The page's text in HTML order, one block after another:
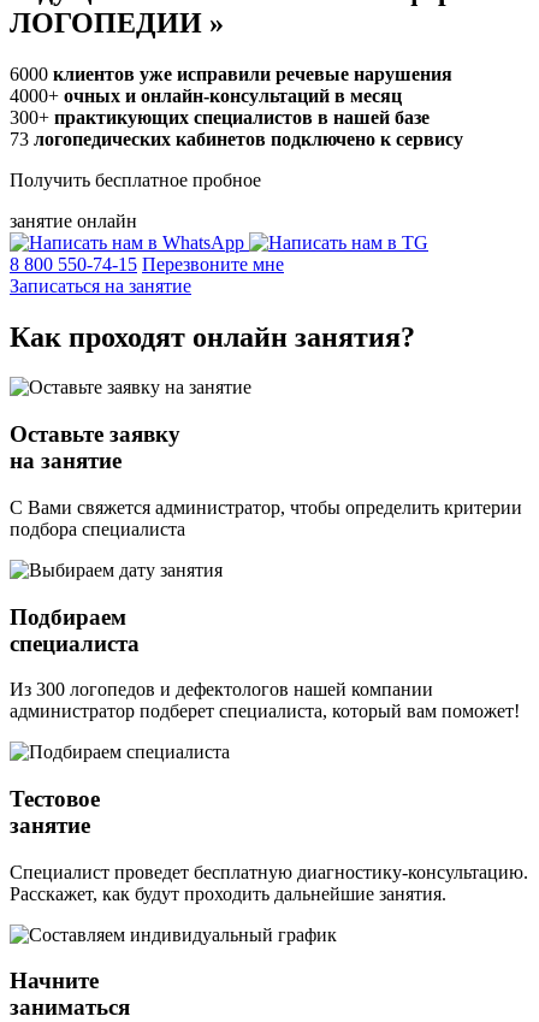
ЛОГОПЕДИИ »
6000 клиентов уже исправили речевые нарушения
4000+ очных и онлайн-консультаций в месяц
300+ практикующих специалистов в нашей базе
73 логопедических кабинетов подключено к сервису
Получить бесплатное пробное
занятие онлайн
8 800 550-74-15 Перезвоните мне
Записаться на занятие
Как проходят онлайн занятия?
Оставьте заявку
на занятие
С Вами свяжется администратор, чтобы определить критерии
подбора специалиста
Подбираем
специалиста
Из 300 логопедов и дефектологов нашей компании
администратор подберет специалиста, который вам поможет!
Тестовое
занятие
Специалист проведет бесплатную диагностику-консультацию.
Расскажет, как будут проходить дальнейшие занятия.
Начните
заниматься